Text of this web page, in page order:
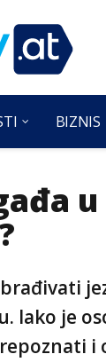
BIZNIS
Iako je
i